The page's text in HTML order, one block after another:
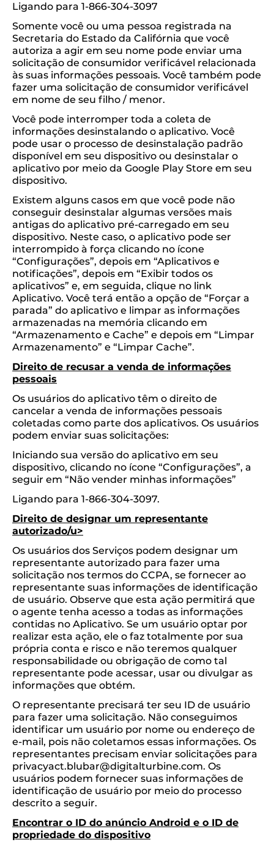
Ligando para 1-866-304-3097
Somente você ou uma pessoa registrada na
Secretaria do Estado da Califórnia que você
autoriza a agir em seu nome pode enviar uma
solicitação de consumidor verificável relacionada
às suas informações pessoais. Você também pode
fazer uma solicitação de consumidor verificável
em nome de seu filho / menor.
Você pode interromper toda a coleta de
informações desinstalando o aplicativo. Você
pode usar o processo de desinstalação padrão
disponível em seu dispositivo ou desinstalar o
aplicativo por meio da Google Play Store em seu
dispositivo.
Existem alguns casos em que você pode não
conseguir desinstalar algumas versões mais
antigas do aplicativo pré-carregado em seu
dispositivo. Neste caso, o aplicativo pode ser
interrompido à força clicando no ícone
“Configurações”, depois em “Aplicativos e
notificações”, depois em “Exibir todos os
aplicativos” e, em seguida, clique no link
Aplicativo. Você terá então a opção de “Forçar a
parada” do aplicativo e limpar as informações
armazenadas na memória clicando em
“Armazenamento e Cache” e depois em “Limpar
Armazenamento” e “Limpar Cache”.
Direito de recusar a venda de informações
pessoais
Os usuários do aplicativo têm o direito de
cancelar a venda de informações pessoais
coletadas como parte dos aplicativos. Os usuários
podem enviar suas solicitações:
Iniciando sua versão do aplicativo em seu
dispositivo, clicando no ícone “Configurações”, a
seguir em “Não vender minhas informações”
Ligando para 1-866-304-3097.
Direito de designar um representante
autorizado/u>
Os usuários dos Serviços podem designar um
representante autorizado para fazer uma
solicitação nos termos do CCPA, se fornecer ao
representante suas informações de identificação
de usuário. Observe que esta ação permitirá que
o agente tenha acesso a todas as informações
contidas no Aplicativo. Se um usuário optar por
realizar esta ação, ele o faz totalmente por sua
própria conta e risco e não teremos qualquer
responsabilidade ou obrigação de como tal
representante pode acessar, usar ou divulgar as
informações que obtém.
O representante precisará ter seu ID de usuário
para fazer uma solicitação. Não conseguimos
identificar um usuário por nome ou endereço de
e-mail, pois não coletamos essas informações. Os
representantes precisam enviar solicitações para
privacyact.blubar@digitalturbine.com. Os
usuários podem fornecer suas informações de
identificação de usuário por meio do processo
descrito a seguir.
Encontrar o ID do anúncio Android e o ID de
propriedade do dispositivo